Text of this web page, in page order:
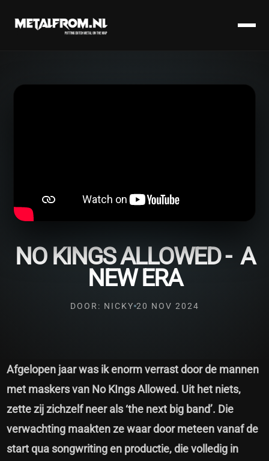
NO KINGS ALLOWED - A
NEW ERA
DOOR: NICKY 20 NOV 2024
Afgelopen jaar was ik enorm verrast door de mannen
met maskers van No KIngs Allowed. Uit het niets,
zette zij zichzelf neer als ‘the next big band’. Die
verwachting maakten ze waar door meteen vanaf de
start qua songwriting en productie, die volledig in